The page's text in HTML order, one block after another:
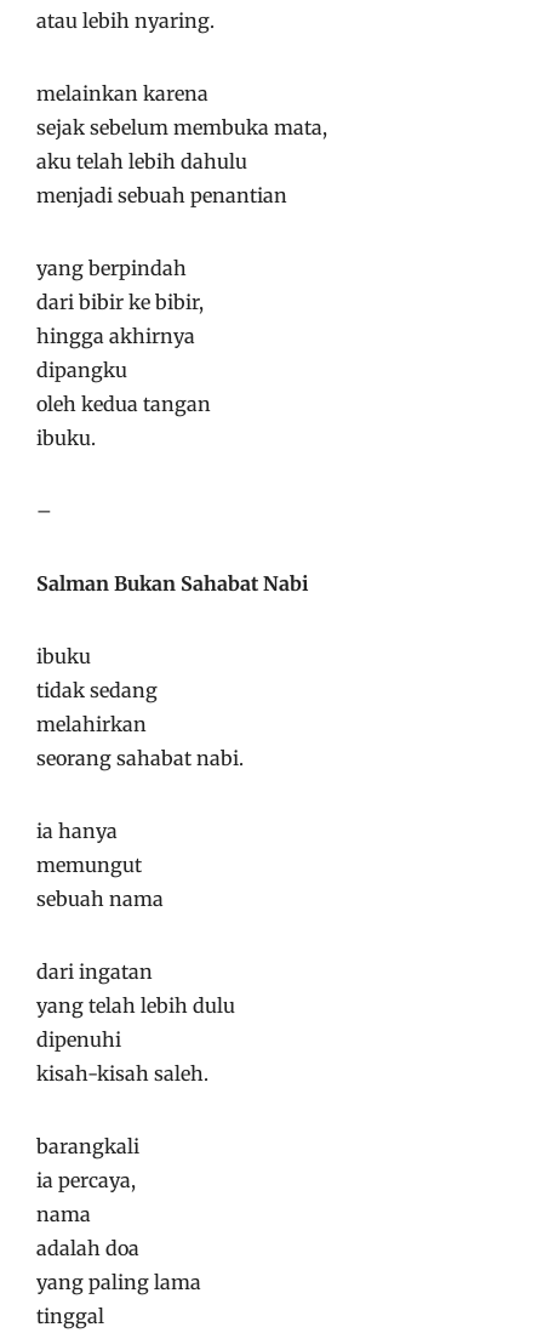
atau lebih nyaring.
melainkan karena
sejak sebelum membuka mata,
aku telah lebih dahulu
menjadi sebuah penantian
yang berpindah
dari bibir ke bibir,
hingga akhirnya
dipangku
oleh kedua tangan
ibuku.
–
Salman Bukan Sahabat Nabi
ibuku
tidak sedang
melahirkan
seorang sahabat nabi.
ia hanya
memungut
sebuah nama
dari ingatan
yang telah lebih dulu
dipenuhi
kisah-kisah saleh.
barangkali
ia percaya,
nama
adalah doa
yang paling lama
tinggal